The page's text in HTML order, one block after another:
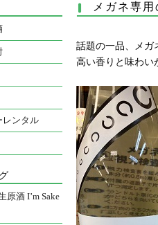
メガネ専
話題の一品、メガ
高い香りと味わい
レンタル
原酒 I’m Sake